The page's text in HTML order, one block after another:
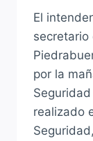
El
secretario
por la
realizado